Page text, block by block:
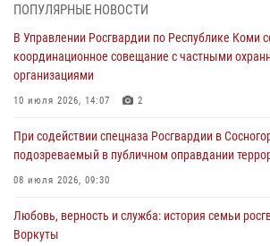
для добровольной сдачи оружия
31 июля 2026, 10:55
Временно исполняющий обязанности
Росгвардии по Республике Коми лично
В Усинске росгвардейцы оперативно отработали
30 июля 2026, 13:53
В Санкт-Петербурге прошел окружной этап
Всероссийского конкурса профессионального
ПОПУЛЯРНЫЕ НОВОСТИ
В Управлении Росгвардии по Республике Коми
координационное совещание с частными
организациями
10 июля 2026, 14:07 2
При содействии спецназа Росгвардии в
подозреваемый в публичном оправдании
08 июля 2026, 09:30
Любовь, верность и служба: история семьи
Воркуты